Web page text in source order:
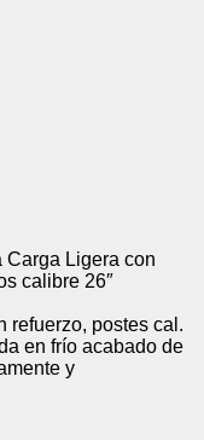
Carga Ligera con
calibre 26″
refuerzo, postes cal.
en frío acabado de
y